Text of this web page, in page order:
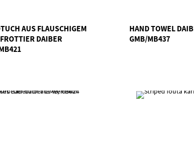
AUS FLAUSCHIGEM
DAIBER
HAND TOWEL
GMB/MB437